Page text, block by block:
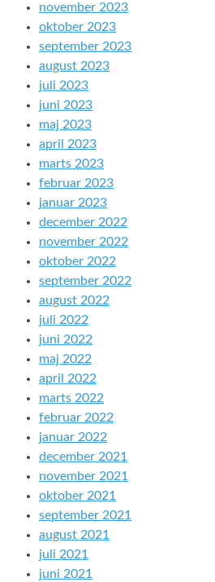
november 2023
oktober 2023
september 2023
august 2023
juli 2023
juni 2023
maj 2023
april 2023
marts 2023
februar 2023
januar 2023
december 2022
november 2022
oktober 2022
september 2022
august 2022
juli 2022
juni 2022
maj 2022
april 2022
marts 2022
februar 2022
januar 2022
december 2021
november 2021
oktober 2021
september 2021
august 2021
juli 2021
juni 2021